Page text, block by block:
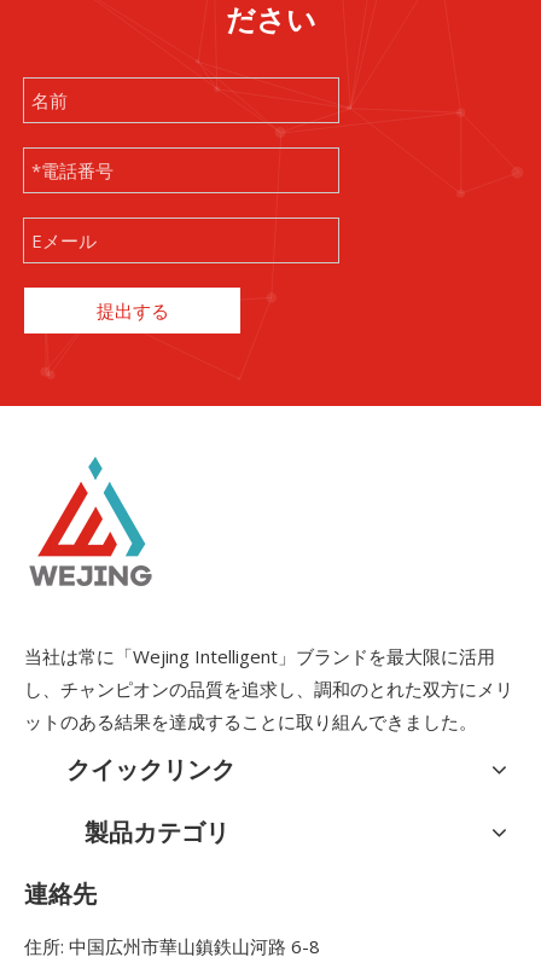
ださい
提出する
当社は常に「Wejing Intelligent」ブランドを最大限に活用
し、チャンピオンの品質を追求し、調和のとれた双方にメリ
ットのある結果を達成することに取り組んできました。
クイックリンク
製品カテゴリ
連絡先
住所: 中国広州市華山鎮鉄山河路 6-8